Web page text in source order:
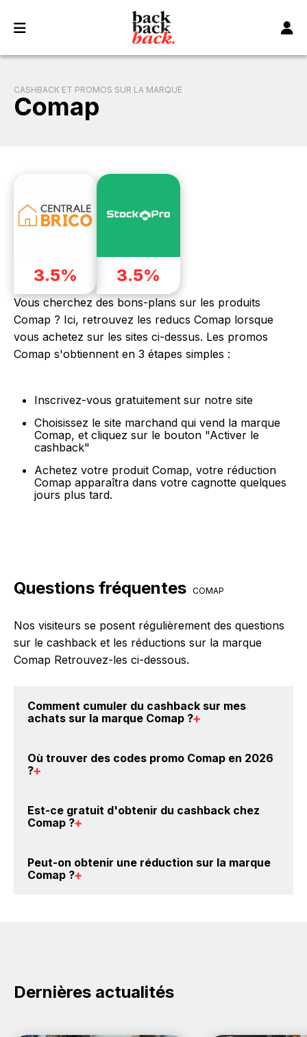
CASHBACK ET PROMOS SUR LA MARQUE
Comap
3.5% 3.5%
Vous cherchez des bons-plans sur les produits
Comap ? Ici, retrouvez les reducs Comap lorsque
vous achetez sur les sites ci-dessus. Les promos
Comap s'obtiennent en 3 étapes simples :
Inscrivez-vous gratuitement sur notre site
Choisissez le site marchand qui vend la marque
Comap, et cliquez sur le bouton "Activer le
cashback"
Achetez votre produit Comap, votre réduction
Comap apparaîtra dans votre cagnotte quelques
jours plus tard.
Questions fréquentes COMAP
Nos visiteurs se posent régulièrement des questions
sur le cashback et les réductions sur la marque
Comap Retrouvez-les ci-dessous.
Comment cumuler du cashback sur mes
achats sur la marque Comap ?
Comap : Créez votre compte sur BackBackBack et
dans votre cagnotte au plus tard 48h après votre
achat sur le site Comap.
Où trouver des codes promo Comap en 2026
?
promo sur les produits Comap. Choisissez un site e-
commerce ci-dessus et découvrez si des
Est-ce gratuit d'obtenir du cashback chez
Comap ?
compte gratuitement pour cumuler vos réductions
cashback sur vos achats sur la marque Comap. Oui,
Peut-on obtenir une réduction sur la marque
Comap ?
Dernières actualités